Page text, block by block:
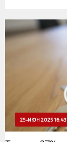
25-ИЮН 2025 16:43